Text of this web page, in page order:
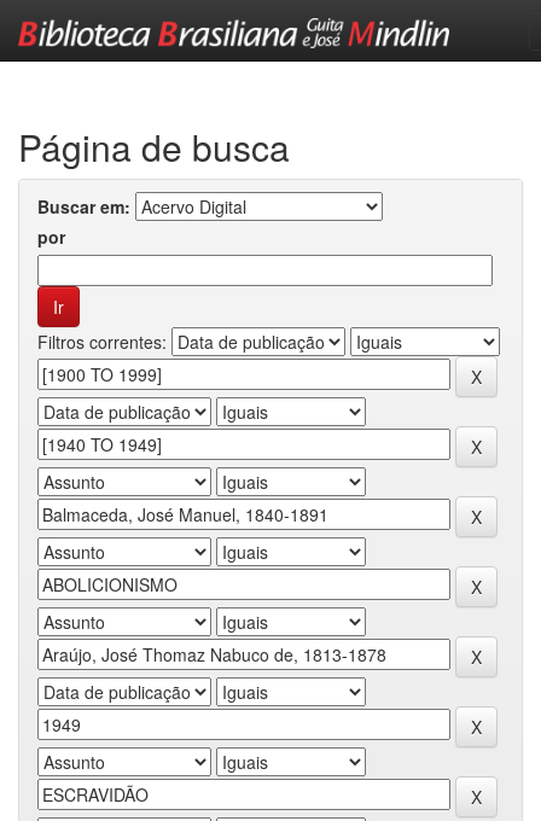
Página de busca
Buscar em:
por
Filtros correntes: